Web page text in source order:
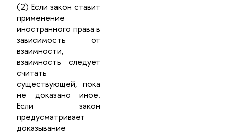
(2) Если закон ставит
применение
иностранного права в
зависимость от
взаимности,
взаимность следует
считать
существующей, пока
не доказано иное.
Если закон
предусматривает
доказывание